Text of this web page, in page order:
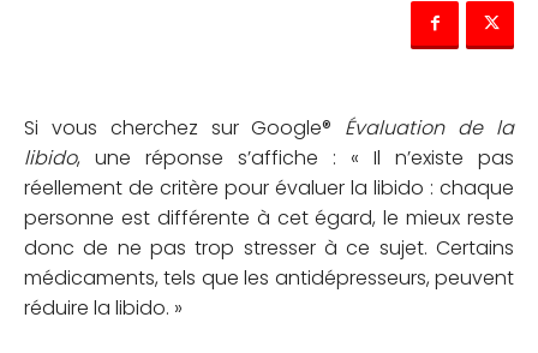
Si vous cherchez sur Google® Évaluation de la
libido, une réponse s’affiche : « Il n’existe pas
réellement de critère pour évaluer la libido : chaque
personne est différente à cet égard, le mieux reste
donc de ne pas trop stresser à ce sujet. Certains
médicaments, tels que les antidépresseurs, peuvent
réduire la libido. »